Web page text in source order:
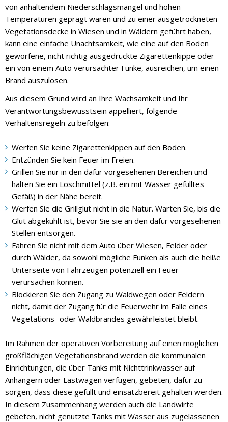
von anhaltendem Niederschlagsmangel und hohen
Temperaturen geprägt waren und zu einer ausgetrockneten
Vegetationsdecke in Wiesen und in Wäldern geführt haben,
kann eine einfache Unachtsamkeit, wie eine auf den Boden
geworfene, nicht richtig ausgedrückte Zigarettenkippe oder
ein von einem Auto verursachter Funke, ausreichen, um einen
Brand auszulösen.
Aus diesem Grund wird an Ihre Wachsamkeit und Ihr
Verantwortungsbewusstsein appelliert, folgende
Verhaltensregeln zu befolgen:
Werfen Sie keine Zigarettenkippen auf den Boden.
Entzünden Sie kein Feuer im Freien.
Grillen Sie nur in den dafür vorgesehenen Bereichen und
halten Sie ein Löschmittel (z.B. ein mit Wasser gefülltes
Gefäß) in der Nähe bereit.
Werfen Sie die Grillglut nicht in die Natur. Warten Sie, bis die
Glut abgekühlt ist, bevor Sie sie an den dafür vorgesehenen
Stellen entsorgen.
Fahren Sie nicht mit dem Auto über Wiesen, Felder oder
durch Wälder, da sowohl mögliche Funken als auch die heiße
Unterseite von Fahrzeugen potenziell ein Feuer
verursachen können.
Blockieren Sie den Zugang zu Waldwegen oder Feldern
nicht, damit der Zugang für die Feuerwehr im Falle eines
Vegetations- oder Waldbrandes gewährleistet bleibt.
Im Rahmen der operativen Vorbereitung auf einen möglichen
großflächigen Vegetationsbrand werden die kommunalen
Einrichtungen, die über Tanks mit Nichttrinkwasser auf
Anhängern oder Lastwagen verfügen, gebeten, dafür zu
sorgen, dass diese gefüllt und einsatzbereit gehalten werden.
In diesem Zusammenhang werden auch die Landwirte
gebeten, nicht genutzte Tanks mit Wasser aus zugelassenen